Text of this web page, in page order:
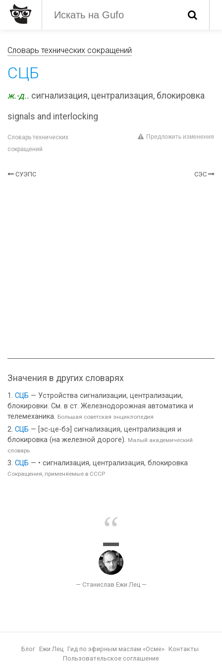
Словарь технических сокращений
СЦБ
ж.-д.. сигнализация, централизация, блокировка
signals and interlocking
Словарь технических
сокращений
Предложить изменения
СУЭПС СЭС
Значения в других словарях
СЦБ — Устройства сигнализации, централизации,
блокировки. См. в ст. Железнодорожная автоматика и
телемеханика. Большая советская энциклопедия
СЦБ — [эс-це-бэ] сигнализация, централизация и
блокировка (на железной дороге). Малый академический
словарь
СЦБ — • сигнализация, централизация, блокировка
Сокращения, применяемые в СССР
Блог Ежи Лец Гид по эфирным маслам «Осме»
Контакты
Пользовательское соглашение